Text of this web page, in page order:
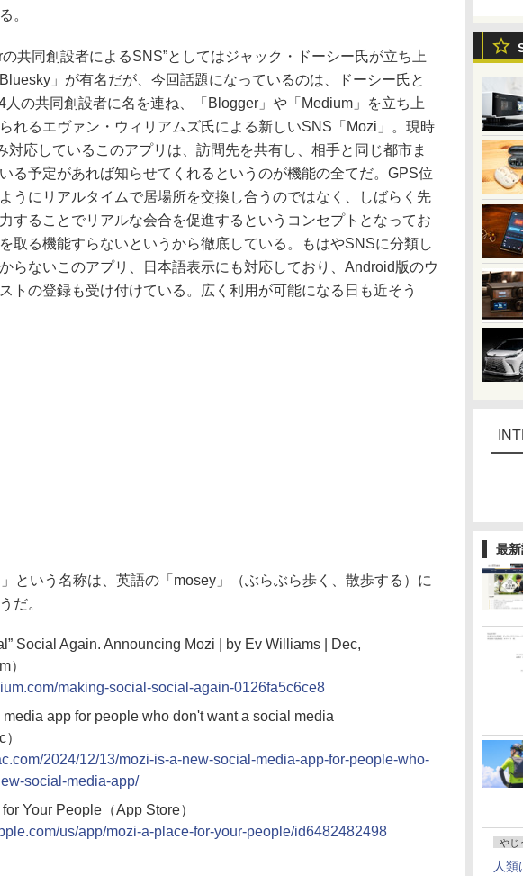
最
やじ
人
。
共同創設者によるSNS”としてはジャック・ドーシー氏が立ち上
」が有名だが、今回話題になっているのは、ドーシー氏と
人の共同創設者に名を連ね、「Blogger」や「Medium」を立ち上
れるエヴァン・ウィリアムズ氏による新しいSNS「Mozi」。現時
対応しているこのアプリは、訪問先を共有し、相手と同じ都市ま
る予定があれば知らせてくれるというのが機能の全てだ。GPS位
うにリアルタイムで居場所を交換し合うのではなく、しばらく先
することでリアルな会合を促進するというコンセプトとなってお
取る機能すらないというから徹底している。もはやSNSに分類し
らないこのアプリ、日本語表示にも対応しており、Android版のウ
トの登録も受け付けている。広く利用が可能になる日も近そう
という名称は、英語の「mosey」（ぶらぶら歩く、散歩する）に
だ。
Social Again. Announcing Mozi | by Ev Williams | Dec,
）
making-social-social-again-0126fa5c6ce8
media app for people who don't want a social media
2024/12/13/mozi-is-a-new-social-media-app-for-people-who-
social-media-app/
Your People（App Store）
us/app/mozi-a-place-for-your-people/id6482482498